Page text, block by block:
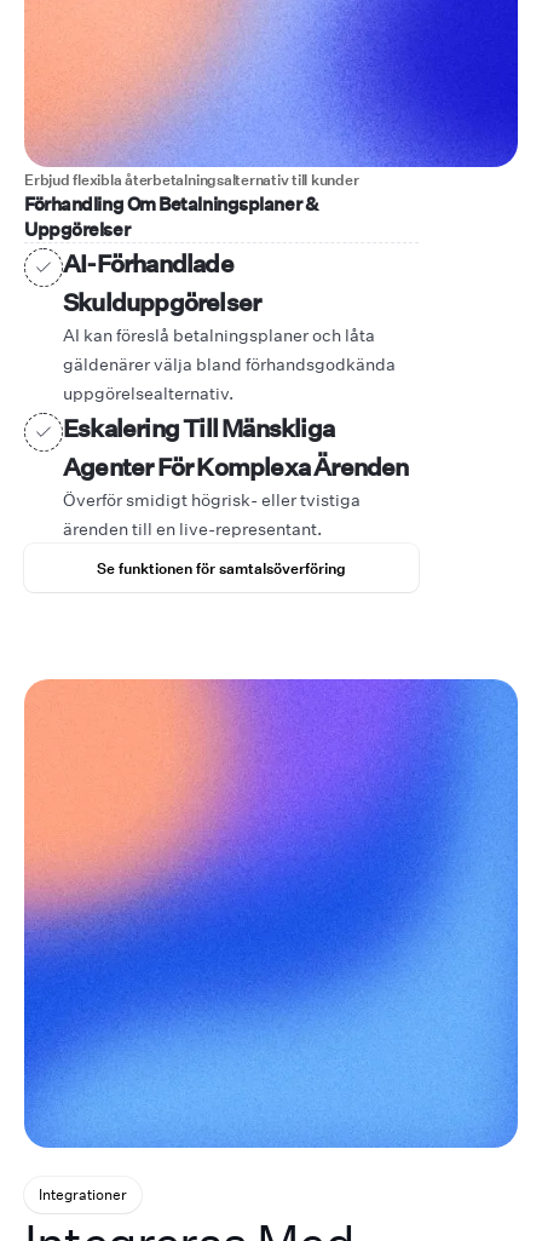
Erbjud flexibla återbetalningsalternativ till kunder
Förhandling Om Betalningsplaner &
Uppgörelser
AI-Förhandlade
Skulduppgörelser
AI kan föreslå betalningsplaner och låta
gäldenärer välja bland förhandsgodkända
uppgörelsealternativ.
Eskalering Till Mänskliga
Agenter För Komplexa Ärenden
Överför smidigt högrisk- eller tvistiga
ärenden till en live-representant.
Se funktionen för samtalsöverföring
Integrationer